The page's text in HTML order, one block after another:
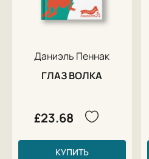
Даниэль Пеннак
ГЛАЗ ВОЛКА
£23.68
КУПИТЬ